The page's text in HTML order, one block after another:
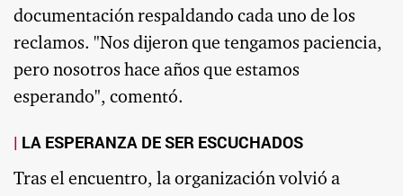
documentación respaldando cada uno de los
reclamos. "Nos dijeron que tengamos paciencia,
pero nosotros hace años que estamos
esperando", comentó.
LA ESPERANZA DE SER ESCUCHADOS
Tras el encuentro, la organización volvió a